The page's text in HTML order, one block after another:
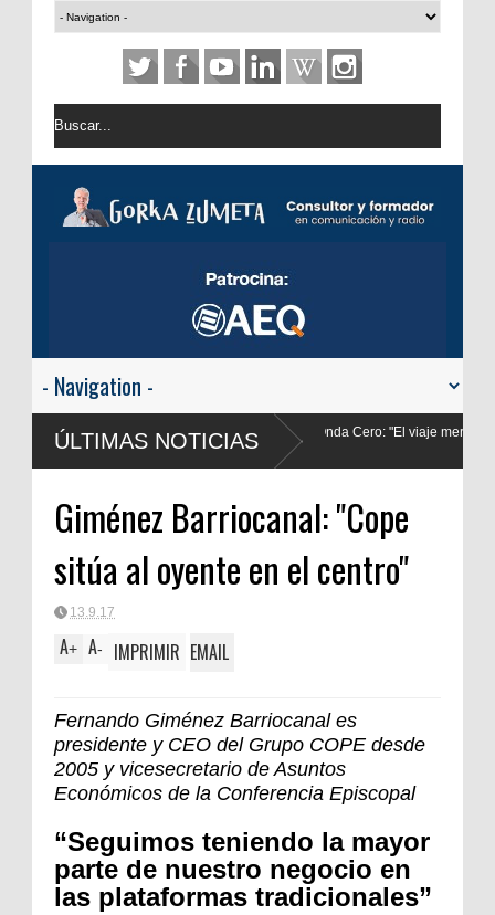
ÚLTIMAS NOTICIAS
Cero: "El viaje mereció
José Antonio Abellán, Juanma Ortega,
LOS40
Giménez Barriocanal: "Cope
sitúa al oyente en el centro"
13.9.17
A+ A- IMPRIMIR EMAIL
Fernando Giménez Barriocanal es
presidente y CEO del Grupo COPE desde
2005 y vicesecretario de Asuntos
Económicos de la Conferencia Episcopal
“Seguimos teniendo la mayor
parte de nuestro negocio en
las plataformas tradicionales”